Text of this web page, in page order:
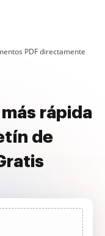
PDF directamente
rápida
de